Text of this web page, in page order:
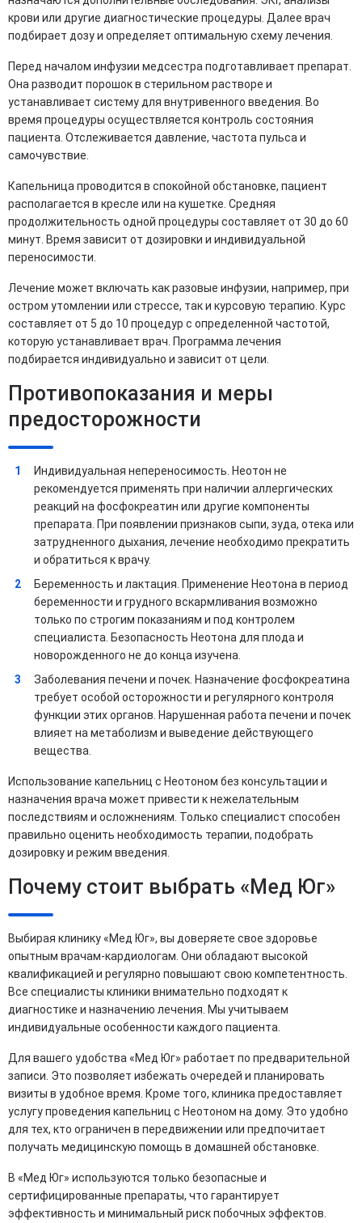
крови или другие диагностические процедуры. Далее врач
подбирает дозу и определяет оптимальную схему лечения.
Перед началом инфузии медсестра подготавливает препарат.
Она разводит порошок в стерильном растворе и
устанавливает систему для внутривенного введения. Во
время процедуры осуществляется контроль состояния
пациента. Отслеживается давление, частота пульса и
самочувствие.
Капельница проводится в спокойной обстановке, пациент
располагается в кресле или на кушетке. Средняя
продолжительность одной процедуры составляет от 30 до 60
минут. Время зависит от дозировки и индивидуальной
переносимости.
Лечение может включать как разовые инфузии, например, при
остром утомлении или стрессе, так и курсовую терапию. Курс
составляет от 5 до 10 процедур с определенной частотой,
которую устанавливает врач. Программа лечения
подбирается индивидуально и зависит от цели.
Противопоказания и меры
предосторожности
Индивидуальная непереносимость. Неотон не
рекомендуется применять при наличии аллергических
реакций на фосфокреатин или другие компоненты
препарата. При появлении признаков сыпи, зуда, отека или
затрудненного дыхания, лечение необходимо прекратить
и обратиться к врачу.
Беременность и лактация. Применение Неотона в период
беременности и грудного вскармливания возможно
только по строгим показаниям и под контролем
специалиста. Безопасность Неотона для плода и
новорожденного не до конца изучена.
Заболевания печени и почек. Назначение фосфокреатина
требует особой осторожности и регулярного контроля
функции этих органов. Нарушенная работа печени и почек
влияет на метаболизм и выведение действующего
вещества.
Использование капельниц с Неотоном без консультации и
назначения врача может привести к нежелательным
последствиям и осложнениям. Только специалист способен
правильно оценить необходимость терапии, подобрать
дозировку и режим введения.
Почему стоит выбрать «Мед Юг»
Выбирая клинику «Мед Юг», вы доверяете свое здоровье
опытным врачам-кардиологам. Они обладают высокой
квалификацией и регулярно повышают свою компетентность.
Все специалисты клиники внимательно подходят к
диагностике и назначению лечения. Мы учитываем
индивидуальные особенности каждого пациента.
Для вашего удобства «Мед Юг» работает по предварительной
записи. Это позволяет избежать очередей и планировать
визиты в удобное время. Кроме того, клиника предоставляет
услугу проведения капельниц с Неотоном на дому. Это удобно
для тех, кто ограничен в передвижении или предпочитает
получать медицинскую помощь в домашней обстановке.
В «Мед Юг» используются только безопасные и
сертифицированные препараты, что гарантирует
эффективность и минимальный риск побочных эффектов.